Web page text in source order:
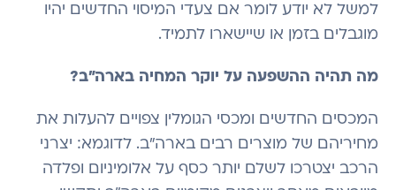
למשל לא יודע לומר אם צעדי המיסוי החדשים יהיו
מוגבלים בזמן או שיישארו לתמיד.
מה תהיה ההשפעה על יוקר המחיה בארה"ב?
המכסים החדשים ומכסי הגומלין צפויים להעלות את
מחיריהם של מוצרים רבים בארה"ב. לדוגמא: יצרני
הרכב יצטרכו לשלם יותר כסף על אלומיניום ופלדה